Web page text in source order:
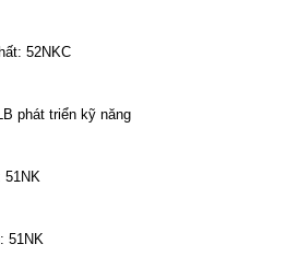
52NKC
phát triển kỹ năng
51NK
51NK